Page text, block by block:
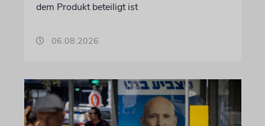
dem Produkt beteiligt ist
06.08.2026